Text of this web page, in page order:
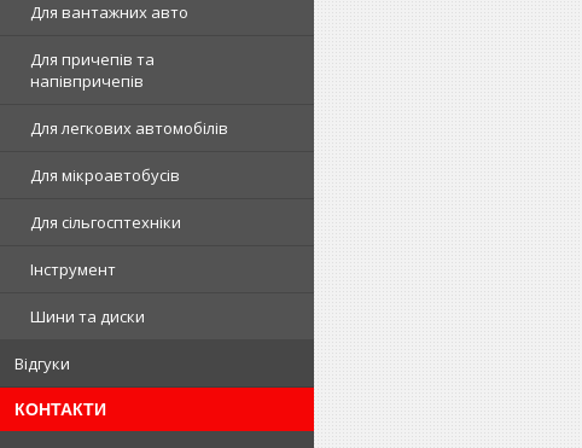
Для вантажних авто
Для причепів та
напівпричепів
Для легкових автомобілів
Для мікроавтобусів
Для сільгосптехніки
Інструмент
Шини та диски
Відгуки
КОНТАКТИ